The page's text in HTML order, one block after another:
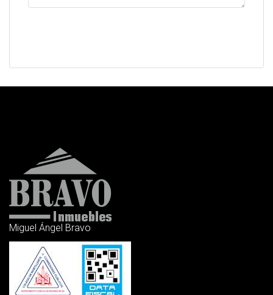
Miguel Ángel Bravo